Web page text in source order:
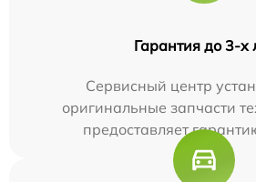
Гарантия до 3-х
Сервисный центр
оригинальные запчасти
предоставляет